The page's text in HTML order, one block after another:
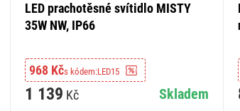
LED prachotěsné svítidlo MISTY
35W NW, IP66
968 Kčs kódem:LED15
1 139 Kč Skladem